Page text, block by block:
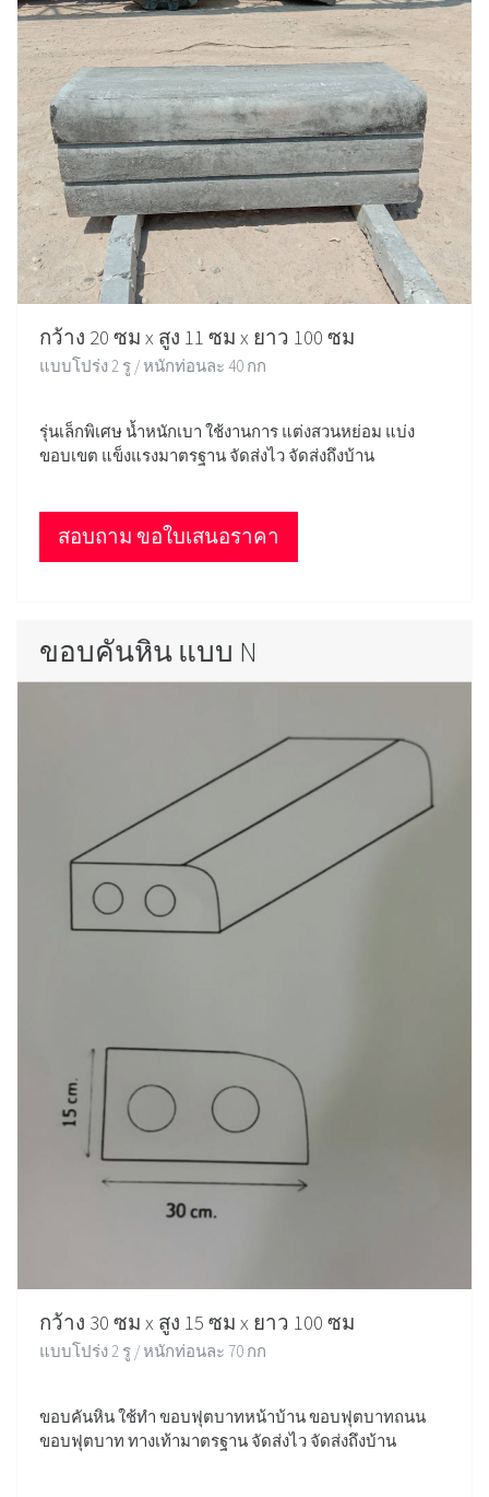
กว้าง 20 ซม x สูง 11 ซม x ยาว 100 ซม
แบบโปร่ง 2 รู / หนักท่อนละ 40 กก
รุ่นเล็กพิเศษ น้ำหนักเบา ใช้งานการ แต่งสวนหย่อม แบ่ง
ขอบเขต แข็งแรงมาตรฐาน จัดส่งไว จัดส่งถึงบ้าน
สอบถาม ขอใบเสนอราคา
ขอบคันหิน แบบ N
กว้าง 30 ซม x สูง 15 ซม x ยาว 100 ซม
แบบโปร่ง 2 รู / หนักท่อนละ 70 กก
ขอบคันหิน ใช้ทำ ขอบฟุตบาทหน้าบ้าน ขอบฟุตบาทถนน
ขอบฟุตบาท ทางเท้ามาตรฐาน จัดส่งไว จัดส่งถึงบ้าน